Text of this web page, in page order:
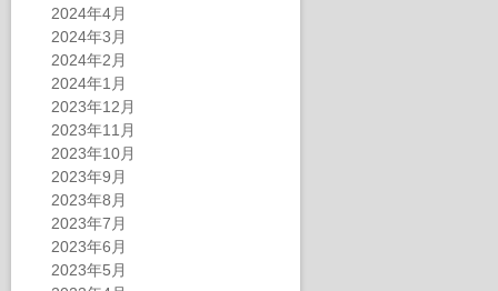
2024年4月
2024年3月
2024年2月
2024年1月
2023年12月
2023年11月
2023年10月
2023年9月
2023年8月
2023年7月
2023年6月
2023年5月